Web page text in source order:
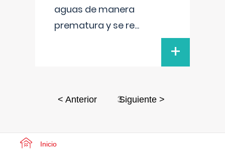
aguas de manera
prematura y se re...
+
< Anterior 3Siguiente >
Inicio